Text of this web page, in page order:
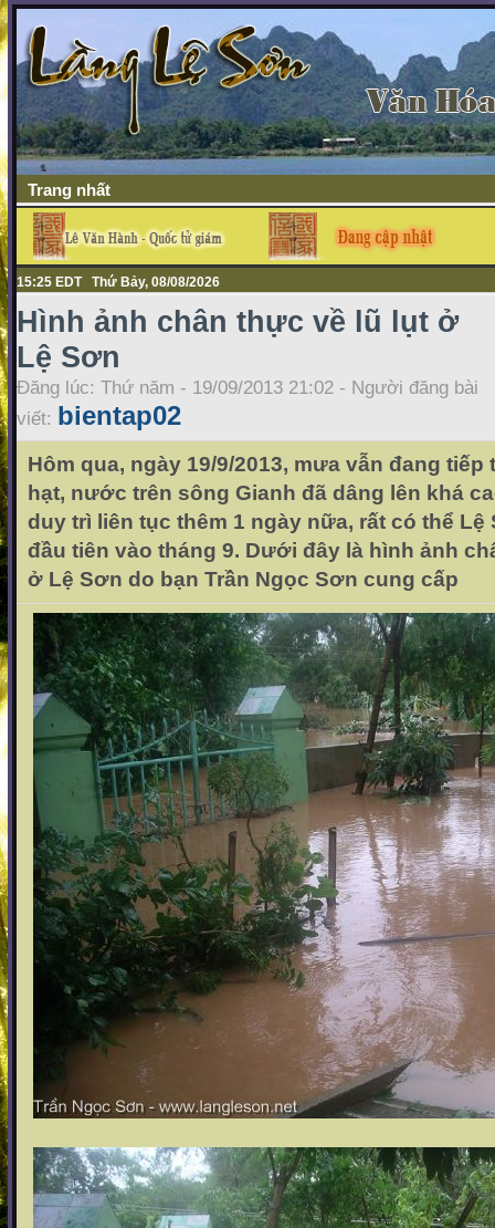
Trang nhất
15:25 EDT Thứ Bảy, 08/08/2026
Hình ảnh chân thực về lũ lụt ở
Lệ Sơn
Đăng lúc: Thứ năm - 19/09/2013 21:02 - Người đăng bài
viết: bientap02
Hôm qua, ngày 19/9/2013, mưa vẫn đang
hạt, nước trên sông Gianh đã dâng lên khá
duy trì liên tục thêm 1 ngày nữa, rất có thể Lệ
đầu tiên vào tháng 9. Dưới đây là hình ảnh
ở Lệ Sơn do bạn Trần Ngọc Sơn cung cấp